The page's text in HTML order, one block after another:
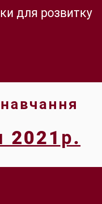
для розвитку
2021р.